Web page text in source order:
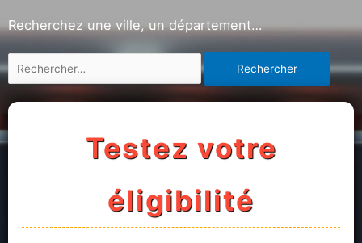
Recherchez une ville, un département…
Testez votre
éligibilité